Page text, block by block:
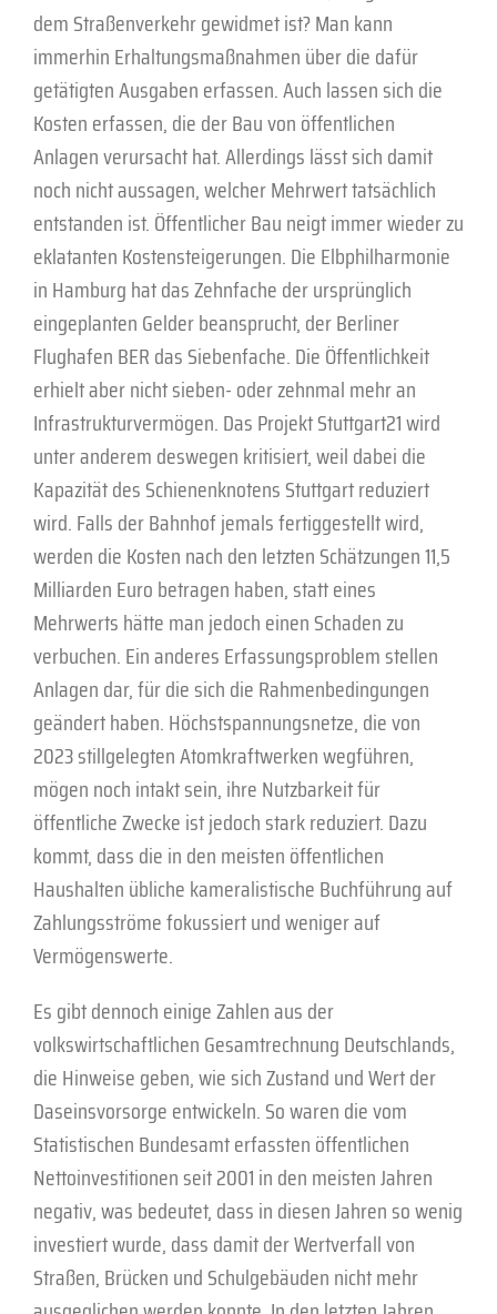
dem Straßenverkehr gewidmet ist? Man kann
immerhin Erhaltungsmaßnahmen über die dafür
getätigten Ausgaben erfassen. Auch lassen sich die
Kosten erfassen, die der Bau von öffentlichen
Anlagen verursacht hat. Allerdings lässt sich damit
noch nicht aussagen, welcher Mehrwert tatsächlich
entstanden ist. Öffentlicher Bau neigt immer wieder zu
eklatanten Kostensteigerungen. Die Elbphilharmonie
in Hamburg hat das Zehnfache der ursprünglich
eingeplanten Gelder beansprucht, der Berliner
Flughafen BER das Siebenfache. Die Öffentlichkeit
erhielt aber nicht sieben- oder zehnmal mehr an
Infrastrukturvermögen. Das Projekt Stuttgart21 wird
unter anderem deswegen kritisiert, weil dabei die
Kapazität des Schienenknotens Stuttgart reduziert
wird. Falls der Bahnhof jemals fertiggestellt wird,
werden die Kosten nach den letzten Schätzungen 11,5
Milliarden Euro betragen haben, statt eines
Mehrwerts hätte man jedoch einen Schaden zu
verbuchen. Ein anderes Erfassungsproblem stellen
Anlagen dar, für die sich die Rahmenbedingungen
geändert haben. Höchstspannungsnetze, die von
2023 stillgelegten Atomkraftwerken wegführen,
mögen noch intakt sein, ihre Nutzbarkeit für
öffentliche Zwecke ist jedoch stark reduziert. Dazu
kommt, dass die in den meisten öffentlichen
Haushalten übliche kameralistische Buchführung auf
Zahlungsströme fokussiert und weniger auf
Vermögenswerte.
Es gibt dennoch einige Zahlen aus der
volkswirtschaftlichen Gesamtrechnung Deutschlands,
die Hinweise geben, wie sich Zustand und Wert der
Daseinsvorsorge entwickeln. So waren die vom
Statistischen Bundesamt erfassten öffentlichen
Nettoinvestitionen seit 2001 in den meisten Jahren
negativ, was bedeutet, dass in diesen Jahren so wenig
investiert wurde, dass damit der Wertverfall von
Straßen, Brücken und Schulgebäuden nicht mehr